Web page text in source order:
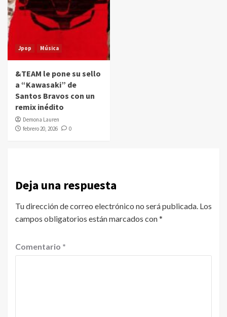
Jpop Música
&TEAM le pone su sello
a “Kawasaki” de
Santos Bravos con un
remix inédito
Demona Lauren
febrero 20, 2026
0
Deja una respuesta
Tu dirección de correo electrónico no será publicada. Los
campos obligatorios están marcados con*
Comentario *